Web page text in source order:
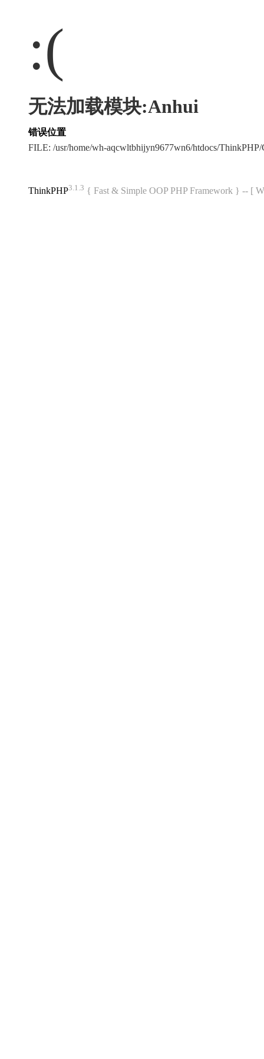
:(
无法加载模块:Anhui
错误位置
FILE: /usr/home/wh-aqcwltbhijyn9677wn6/htdocs/
ThinkPHP3.1.3 { Fast & Simple OOP PHP Framework } -- [